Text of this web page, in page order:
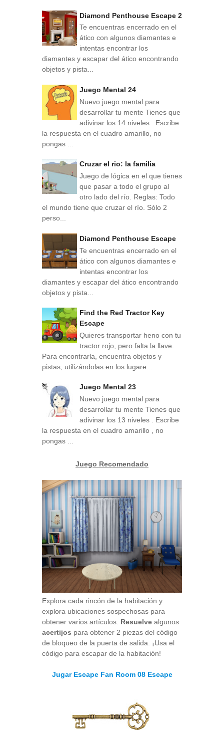
Diamond Penthouse Escape 2
Te encuentras encerrado en el
ático con algunos diamantes e
intentas encontrar los
diamantes y escapar del ático encontrando
objetos y pista...
Juego Mental 24
Nuevo juego mental para
desarrollar tu mente Tienes que
adivinar los 14 niveles . Escribe
la respuesta en el cuadro amarillo, no
pongas ...
Cruzar el rio: la familia
Juego de lógica en el que tienes
que pasar a todo el grupo al
otro lado del río. Reglas: Todo
el mundo tiene que cruzar el río. Sólo 2
perso...
Diamond Penthouse Escape
Te encuentras encerrado en el
ático con algunos diamantes e
intentas encontrar los
diamantes y escapar del ático encontrando
objetos y pista...
Find the Red Tractor Key
Escape
Quieres transportar heno con tu
tractor rojo, pero falta la llave.
Para encontrarla, encuentra objetos y
pistas, utilizándolas en los lugare...
Juego Mental 23
Nuevo juego mental para
desarrollar tu mente Tienes que
adivinar los 13 niveles . Escribe
la respuesta en el cuadro amarillo , no
pongas ...
Juego Recomendado
Explora cada rincón de la habitación y
explora ubicaciones sospechosas para
obtener varios artículos. Resuelve algunos
acertijos para obtener 2 piezas del código
de bloqueo de la puerta de salida. ¡Usa el
código para escapar de la habitación!
Jugar Escape Fan Room 08 Escape